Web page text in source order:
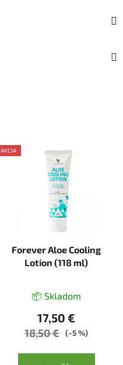
AKCIA
Forever Aloe Cooling
Lotion (118 ml)
📦 Skladom
17,50 €
18,50 € (–5 %)